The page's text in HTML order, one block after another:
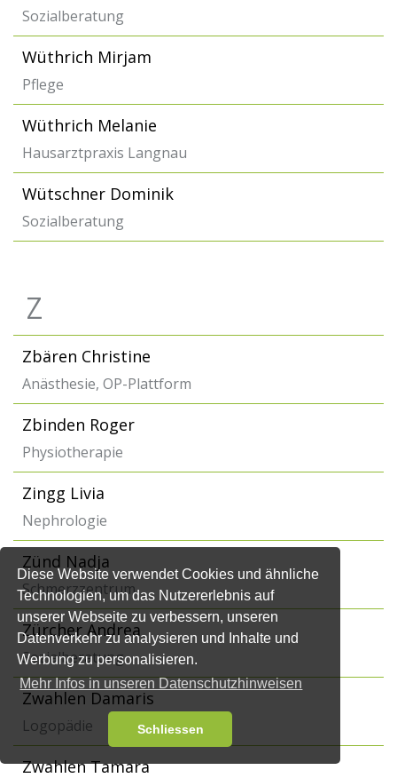
Diese Website verwendet Cookies und ähnliche
Technologien, um das Nutzererlebnis auf
unserer Webseite zu verbessern, unseren
Datenverkehr zu analysieren und Inhalte und
Werbung zu personalisieren.
Mehr Infos in unseren Datenschutzhinweisen
Schliessen
Sozialberatung
Wüthrich Mirjam
Pflege
Wüthrich Melanie
Hausarztpraxis Langnau
Wütschner Dominik
Sozialberatung
Z
Zbären Christine
Anästhesie, OP-Plattform
Zbinden Roger
Physiotherapie
Zingg Livia
Nephrologie
Zünd Nadja
Schmerzzentrum
Zürcher Andrea
Sozialberatung
Zwahlen Damaris
Logopädie
Zwahlen Tamara